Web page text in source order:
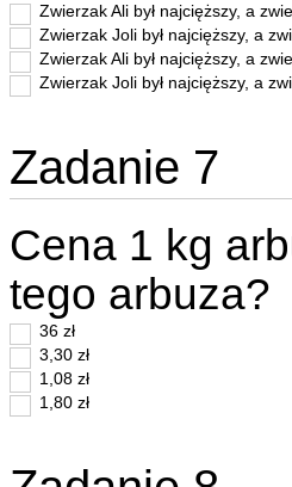
Zwierzak Ali był najcięższy, a
Zwierzak Joli był najcięższy, a
Zwierzak Ali był najcięższy, a
Zwierzak Joli był najcięższy, a
Zadanie 7
Cena 1 kg
tego arbuza?
36 zł
3,30 zł
1,08 zł
1,80 zł